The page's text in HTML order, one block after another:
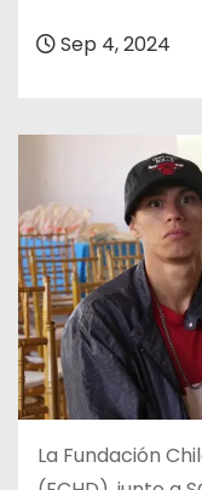
Sep 4, 2024
La Fundación